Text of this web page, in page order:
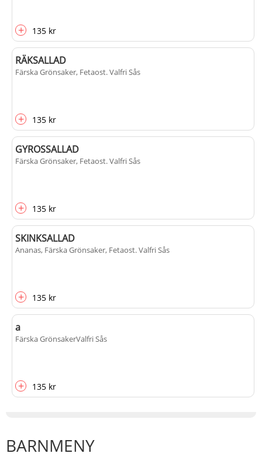
+ 135 kr
RÄKSALLAD
Färska Grönsaker, Fetaost. Valfri Sås
+ 135 kr
GYROSSALLAD
Färska Grönsaker, Fetaost. Valfri Sås
+ 135 kr
SKINKSALLAD
Ananas, Färska Grönsaker, Fetaost. Valfri Sås
+ 135 kr
a
Färska GrönsakerValfri Sås
+ 135 kr
BARNMENY